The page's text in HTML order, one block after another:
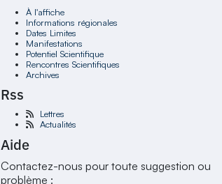
À l'affiche
Informations régionales
Dates Limites
Manifestations
Potentiel Scientifique
Rencontres Scientifiques
Archives
Rss
Lettres
Actualités
Aide
Contactez-nous pour toute suggestion ou
problème :